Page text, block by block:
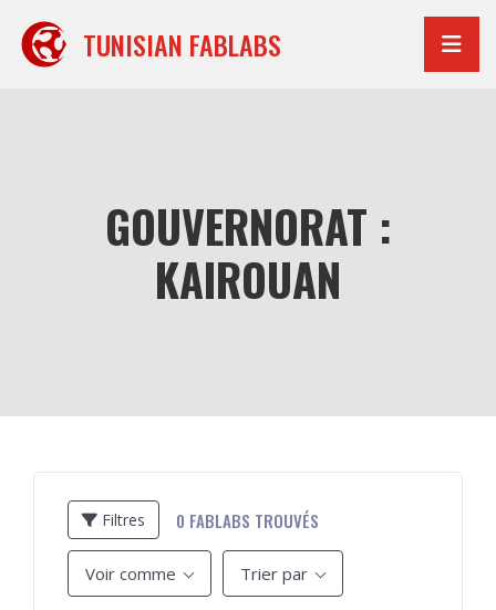
contenu
TUNISIAN FABLABS
GOUVERNORAT :
KAIROUAN
Filtres 0 FABLABS TROUVÉS
Voir comme Trier par